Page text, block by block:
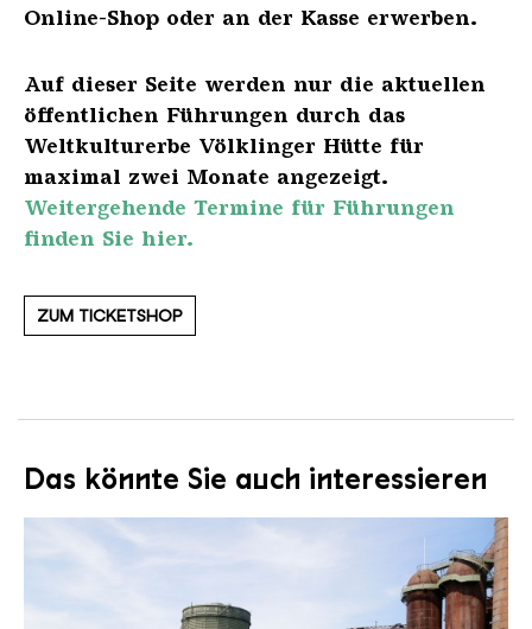
Online-Shop oder an der Kasse erwerben.
Auf dieser Seite werden nur die aktuellen
öffentlichen Führungen durch das
Weltkulturerbe Völklinger Hütte für
maximal zwei Monate angezeigt.
Weitergehende Termine für Führungen
finden Sie hier.
ZUM TICKETSHOP
Das könnte Sie auch interessieren